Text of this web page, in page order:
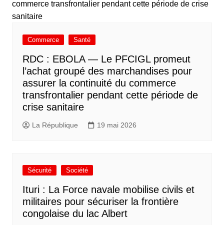
Commerce Santé
RDC : EBOLA — Le PFCIGL promeut
l’achat groupé des marchandises pour
assurer la continuité du commerce
transfrontalier pendant cette période de
crise sanitaire
La République 19 mai 2026
Sécurité Société
Ituri : La Force navale mobilise civils et
militaires pour sécuriser la frontière
congolaise du lac Albert